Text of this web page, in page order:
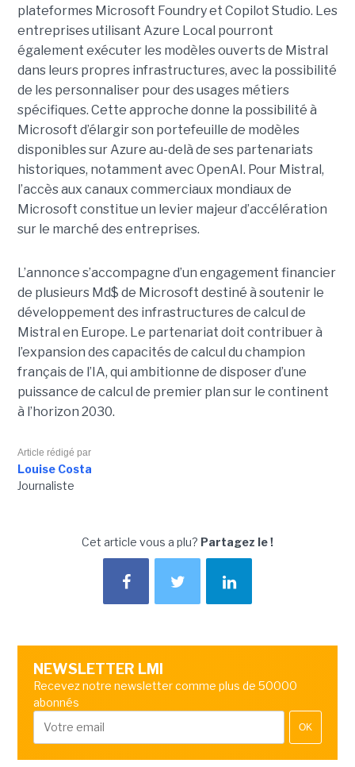
plateformes Microsoft Foundry et Copilot Studio. Les
entreprises utilisant Azure Local pourront
également exécuter les modèles ouverts de Mistral
dans leurs propres infrastructures, avec la possibilité
de les personnaliser pour des usages métiers
spécifiques. Cette approche donne la possibilité à
Microsoft d’élargir son portefeuille de modèles
disponibles sur Azure au-delà de ses partenariats
historiques, notamment avec OpenAI. Pour Mistral,
l’accès aux canaux commerciaux mondiaux de
Microsoft constitue un levier majeur d’accélération
sur le marché des entreprises.
L’annonce s’accompagne d’un engagement financier
de plusieurs Md$ de Microsoft destiné à soutenir le
développement des infrastructures de calcul de
Mistral en Europe. Le partenariat doit contribuer à
l’expansion des capacités de calcul du champion
français de l’IA, qui ambitionne de disposer d’une
puissance de calcul de premier plan sur le continent
à l’horizon 2030.
Article rédigé par
Louise Costa
Journaliste
Cet article vous a plu? Partagez le !
NEWSLETTER LMI
Recevez notre newsletter comme plus de 50000
abonnés
OK